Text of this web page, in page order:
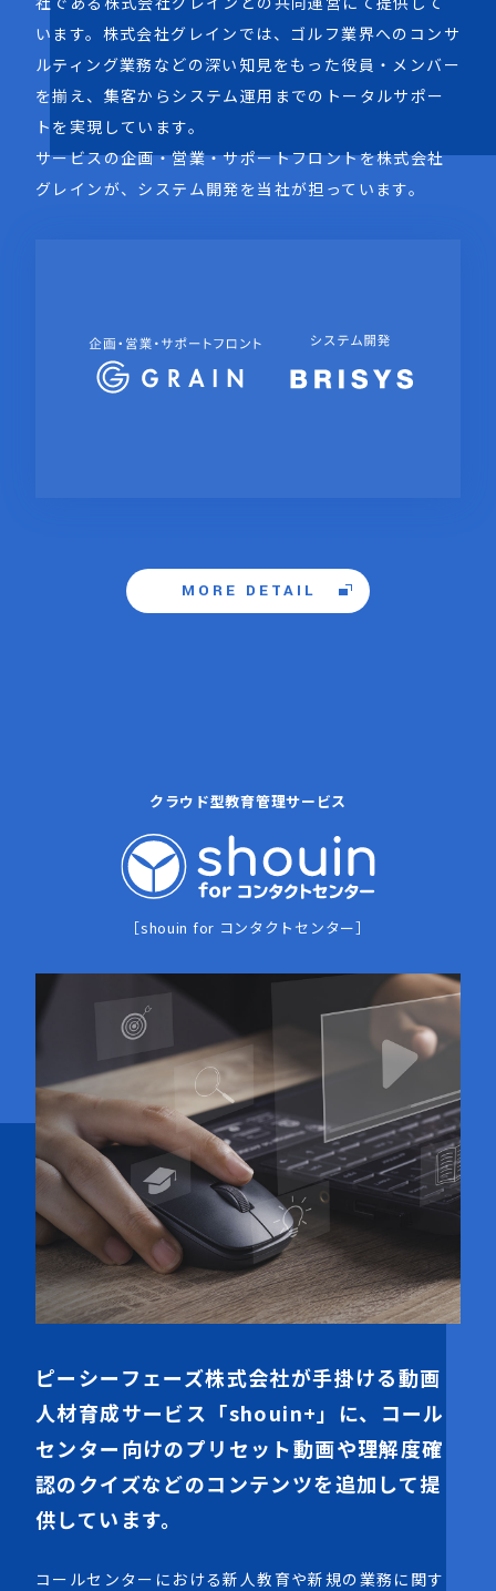
います。株式会社グレインでは、ゴルフ業界へのコンサ
ルティング業務などの深い知見をもった役員・メンバー
を揃え、集客からシステム運用までのトータルサポー
トを実現しています。
サービスの企画・営業・サポートフロントを株式会社
グレインが、システム開発を当社が担っています。
MORE DETAIL
クラウド型教育管理サービス
［shouin for コンタクトセンター］
ピーシーフェーズ株式会社が手掛ける動画
人材育成サービス「shouin+」に、コール
センター向けのプリセット動画や理解度確
認のクイズなどのコンテンツを追加して提
供しています。
コールセンターにおける新人教育や新規の業務に関す